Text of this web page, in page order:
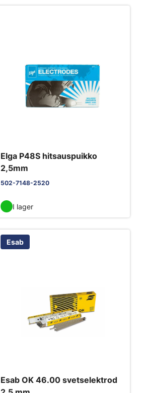
Elga P48S hitsauspuikko
2,5mm
502-7148-2520
I lager
Esab
Esab OK 46.00 svetselektrod